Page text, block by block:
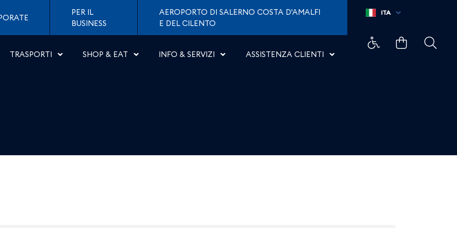
PER IL
BUSINESS
AEROPORTO DI SALERNO COSTA D'AMALFI
E DEL CILENTO
TRASPORTI SHOP & EAT INFO & SERVIZI ASSISTENZA CLIENTI
ITA